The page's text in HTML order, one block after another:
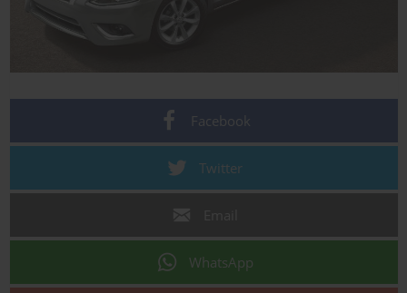
Facebook
Twitter
WhatsApp